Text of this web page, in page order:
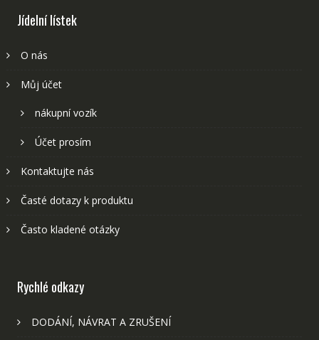
Jídelní lístek
O nás
Můj účet
nákupní vozík
Účet prosím
Kontaktujte nás
Časté dotazy k produktu
Často kladené otázky
Rychlé odkazy
DODÁNÍ, NÁVRAT A ZRUŠENÍ